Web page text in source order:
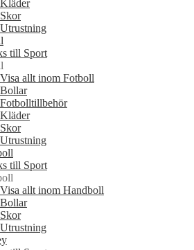
Kläder
Skor
Utrustning
till Sport
Visa allt inom Fotboll
Bollar
Fotbolltillbehör
Kläder
Skor
Utrustning
till Sport
Visa allt inom Handboll
Bollar
Skor
Utrustning